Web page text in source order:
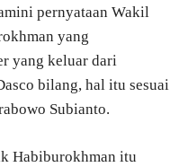
pernyataan Wakil
yang
yang keluar dari
bilang, hal itu sesuai
Subianto.
Habiburokhman itu